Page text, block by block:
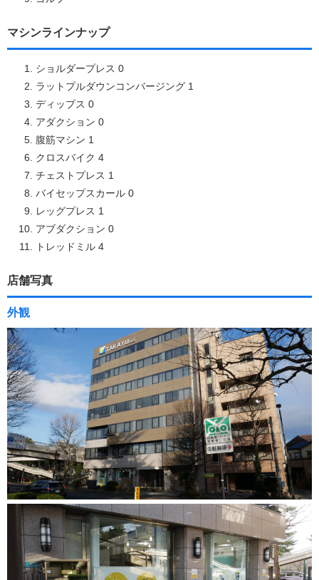
マシンラインナップ
ショルダープレス 0
ラットプルダウンコンバージング 1
ディップス 0
アダクション 0
腹筋マシン 1
クロスバイク 4
チェストプレス 1
バイセップスカール 0
レッグプレス 1
アブダクション 0
トレッドミル 4
店舗写真
外観